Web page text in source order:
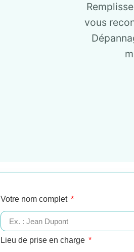
vous
Votre nom complet
Lieu de prise en charge